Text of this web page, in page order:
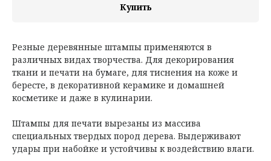
Купить
Резные деревянные штампы применяются в
различных видах творчества. Для декорирования
ткани и печати на бумаге, для тиснения на коже и
бересте, в декоративной керамике и домашней
косметике и даже в кулинарии.
Штампы для печати вырезаны из массива
специальных твердых пород дерева. Выдерживают
удары при набойке и устойчивы к воздействию влаги.